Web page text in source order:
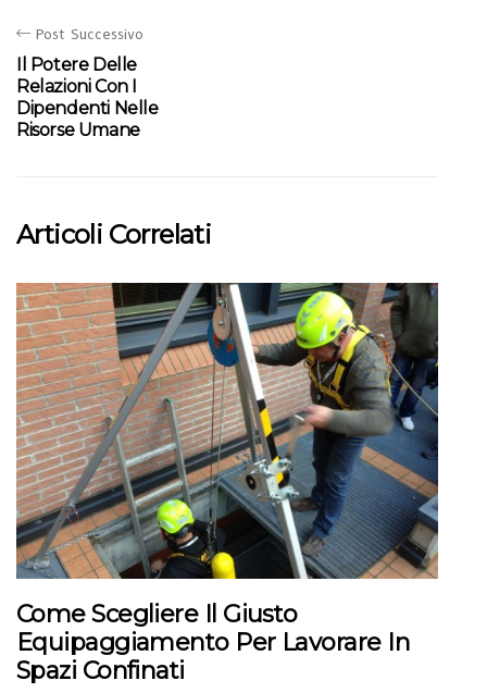
Post Successivo
Il Potere Delle
Relazioni Con I
Dipendenti Nelle
Risorse Umane
Articoli Correlati
Come Scegliere Il Giusto
Equipaggiamento Per Lavorare In
Spazi Confinati